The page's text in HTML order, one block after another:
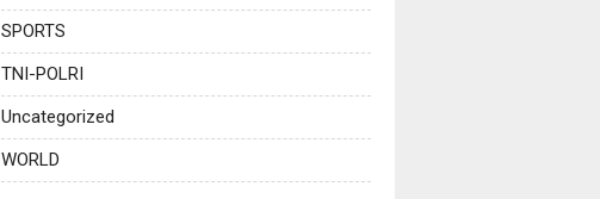
SPORTS
TNI-POLRI
Uncategorized
WORLD